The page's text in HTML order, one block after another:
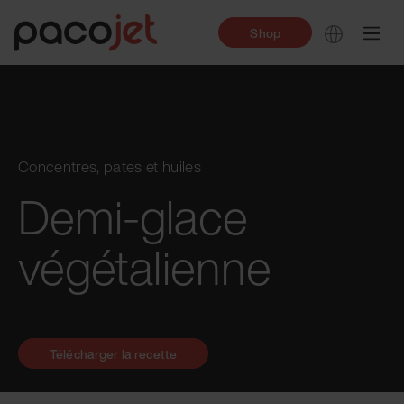
Shop
Concentres, pates et huiles
Demi-glace
végétalienne
Télécharger la recette